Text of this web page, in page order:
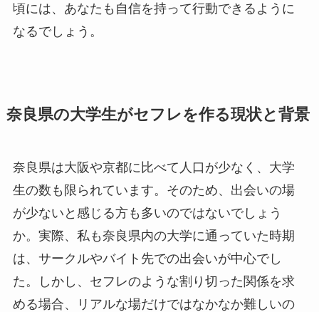
頃には、あなたも自信を持って行動できるように
なるでしょう。
奈良県の大学生がセフレを作る現状と背景
奈良県は大阪や京都に比べて人口が少なく、大学
生の数も限られています。そのため、出会いの場
が少ないと感じる方も多いのではないでしょう
か。実際、私も奈良県内の大学に通っていた時期
は、サークルやバイト先での出会いが中心でし
た。しかし、セフレのような割り切った関係を求
める場合、リアルな場だけではなかなか難しいの